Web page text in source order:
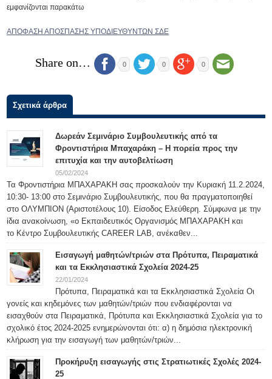
εμφανίζονται παρακάτω
ΑΠΟΦΑΣΗ ΑΠΟΣΠΑΣΗΣ ΥΠΟΔΙΕΥΘΥΝΤΩΝ ΣΔΕ
Share on… 0 0 0
Σχετικά άρθρα
Δωρεάν Σεμινάριο Συμβουλευτικής από τα
Φροντιστήρια Μπαχαράκη – Η πορεία προς την
επιτυχία και την αυτοβελτίωση
05/02/2024
Τα Φροντιστήρια ΜΠΑΧΑΡΑΚΗ σας προσκαλούν την Κυριακή 11.2.2024,
10:30- 13:00 στο Σεμινάριο Συμβουλευτικής, που θα πραγματοποιηθεί
στο ΟΛΥΜΠΙΟΝ (Αριστοτέλους 10). Είσοδος Ελεύθερη. Σύμφωνα με την
ίδια ανακοίνωση, «ο Εκπαιδευτικός Οργανισμός ΜΠΑΧΑΡΑΚΗ και
το Κέντρο Συμβουλευτικής CAREER LAB, ανέκαθεν...
Εισαγωγή μαθητών/τριών στα Πρότυπα, Πειραματικά
και τα Εκκλησιαστικά Σχολεία 2024-25
22/01/2024
Πρότυπα, Πειραματικά και τα Εκκλησιαστικά Σχολεία Οι
γονείς και κηδεμόνες των μαθητών/τριών που ενδιαφέρονται να
εισαχθούν στα Πειραματικά, Πρότυπα και Εκκλησιαστικά Σχολεία για το
σχολικό έτος 2024-2025 ενημερώνονται ότι: α) η δημόσια ηλεκτρονική
κλήρωση για την εισαγωγή των μαθητών/τριών...
Προκήρυξη εισαγωγής στις Στρατιωτικές Σχολές 2024-
25